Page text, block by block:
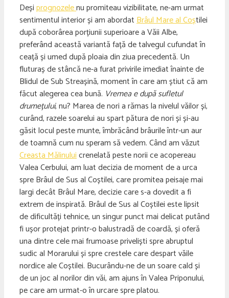
Deșiprognozelenu promiteau vizibilitate, ne-am urmat
sentimentul interior și am abordatBrâul Mare al Coștilei
după coborârea porțiunii superioare a Văii Albe,
preferând această variantă față de talvegul cufundat în
ceață și umed după ploaia din ziua precedentă. Un
fluturaș de stâncă ne-a furat privirile imediat înainte de
Blidul de Sub Streașină, moment în care am știut că am
făcut alegerea cea bună. Vremea e după sufletul
drumețului, nu? Marea de nori a rămas la nivelul văilor și,
curând, razele soarelui au spart pătura de nori și și-au
găsit locul peste munte, îmbrăcând brâurile într-un aur
de toamnă cum nu speram să vedem. Când am văzut
Creasta Mălinuluicrenelată peste norii ce acopereau
Valea Cerbului, am luat decizia de moment de a urca
spre Brâul de Sus al Coștilei, care promitea peisaje mai
largi decât Brâul Mare, decizie care s-a dovedit a fi
extrem de inspirată. Brâul de Sus al Coștilei este lipsit
de dificultăți tehnice, un singur punct mai delicat putând
fi ușor protejat printr-o balustradă de coardă, și oferă
una dintre cele mai frumoase priveliști spre abruptul
sudic al Morarului și spre crestele care despart văile
nordice ale Coștilei. Bucurându-ne de un soare cald și
de un joc al norilor din văi, am ajuns în Valea Priponului,
pe care am urmat-o în urcare spre platou.